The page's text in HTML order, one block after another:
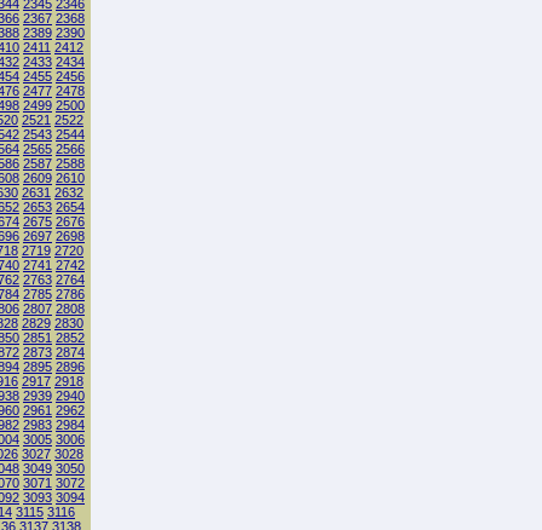
2345 2346
2367 2368
2389 2390
2411 2412
2433 2434
2455 2456
2477 2478
2499 2500
2521 2522
2543 2544
2565 2566
2587 2588
2609 2610
2631 2632
2653 2654
2675 2676
2697 2698
2719 2720
2741 2742
2763 2764
2785 2786
2807 2808
2829 2830
2851 2852
2873 2874
2895 2896
2917 2918
2939 2940
2961 2962
2983 2984
3005 3006
3027 3028
3049 3050
3071 3072
3093 3094
3115 3116
3137 3138